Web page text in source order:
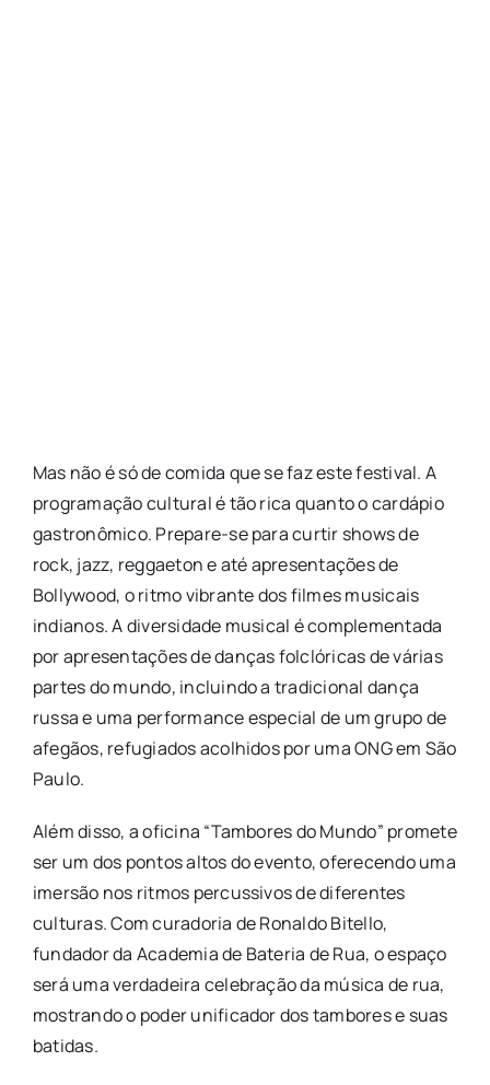
Mas não é só de comida que se faz este festival. A
programação cultural é tão rica quanto o cardápio
gastronômico. Prepare-se para curtir shows de
rock, jazz, reggaeton e até apresentações de
Bollywood, o ritmo vibrante dos filmes musicais
indianos. A diversidade musical é complementada
por apresentações de danças folclóricas de várias
partes do mundo, incluindo a tradicional dança
russa e uma performance especial de um grupo de
afegãos, refugiados acolhidos por uma ONG em São
Paulo.
Além disso, a oficina “Tambores do Mundo” promete
ser um dos pontos altos do evento, oferecendo uma
imersão nos ritmos percussivos de diferentes
culturas. Com curadoria de Ronaldo Bitello,
fundador da Academia de Bateria de Rua, o espaço
será uma verdadeira celebração da música de rua,
mostrando o poder unificador dos tambores e suas
batidas.